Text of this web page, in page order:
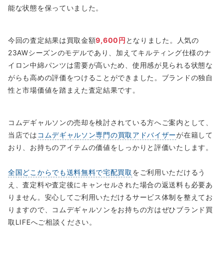
能な状態を保っていました。
今回の査定結果は買取金額9,600円 となりました。人気の
23AWシーズンのモデルであり、加えてキルティング仕様のナ
イロン中綿パンツは需要が高いため、使用感が見られる状態な
がらも高めの評価をつけることができました。ブランドの独自
性と市場価値を踏まえた査定結果です。
コムデギャルソンの売却を検討されている方へご案内として、
当店では コムデギャルソン専門の買取アドバイザーが在籍して
おり、お持ちのアイテムの価値をしっかりと評価いたします。
全国どこからでも送料無料で宅配買取 をご利用いただけるう
え、査定料や査定後にキャンセルされた場合の返送料も必要あ
りません。安心してご利用いただけるサービス体制を整えてお
りますので、コムデギャルソンをお持ちの方はぜひブランド買
取LIFEへご相談ください。